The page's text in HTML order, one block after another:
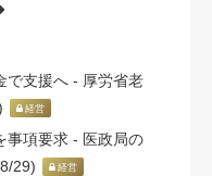
で支援へ - 厚労省老
経営
事項要求 - 医政局の
29)
経営